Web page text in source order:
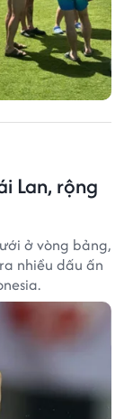
Lan, rộng
ở vòng bảng,
nhiều dấu ấn